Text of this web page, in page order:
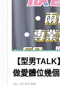
【型男
做愛體位幾